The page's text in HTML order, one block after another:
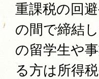
重課税の回
の間で締結
の留学生や
る方は所得